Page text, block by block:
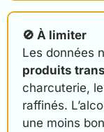
🚫 À limiter
Les données
produits
charcuterie,
raffinés.
une moins